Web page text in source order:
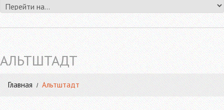
АЛЬТШТАДТ
Главная Альтштадт